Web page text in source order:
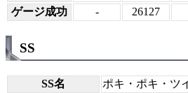
ゲージ成功 - 26127
SS
SS名 ポキ・ポキ・ツ